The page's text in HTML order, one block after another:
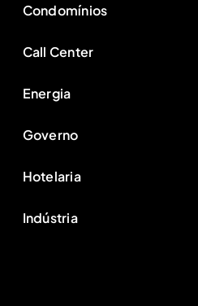
Condomínios
Call Center
Energia
Governo
Hotelaria
Indústria